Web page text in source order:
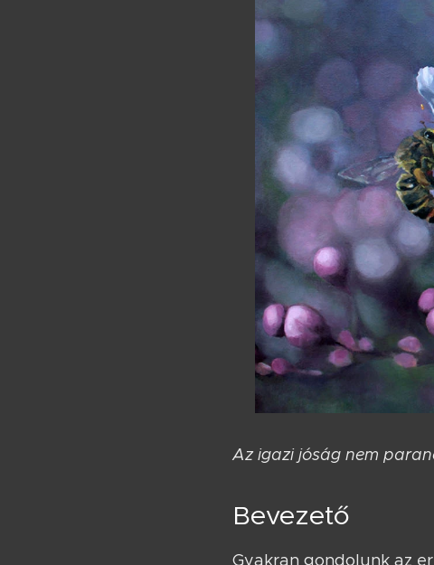
Az igazi jóság nem
Bevezető
Gyakran gondolunk az